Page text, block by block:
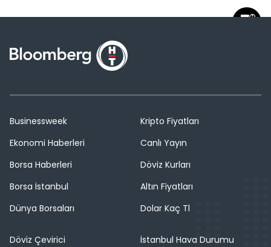
Businessweek
Ekonomi Haberleri
Borsa Haberleri
Borsa İstanbul
Dünya Borsaları
Kripto Fiyatları
Canlı Yayın
Döviz Kurları
Altın Fiyatları
Dolar Kaç Tl
Döviz Çevirici
İstanbul Hava Durumu